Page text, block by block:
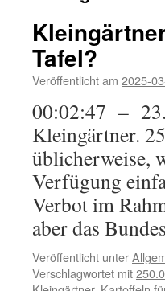
Tafel?
Veröffentlicht am 2025-
00:02:47 –
Kleingärtner.
üblicherweise,
Verfügung
Verbot im
aber das
Veröffentlicht unter
Verschlagwortet mit